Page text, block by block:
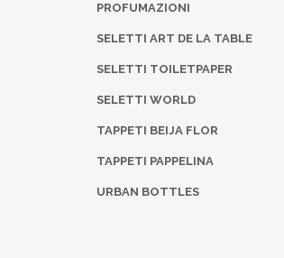
PROFUMAZIONI
SELETTI ART DE LA TABLE
SELETTI TOILETPAPER
SELETTI WORLD
TAPPETI BEIJA FLOR
TAPPETI PAPPELINA
URBAN BOTTLES